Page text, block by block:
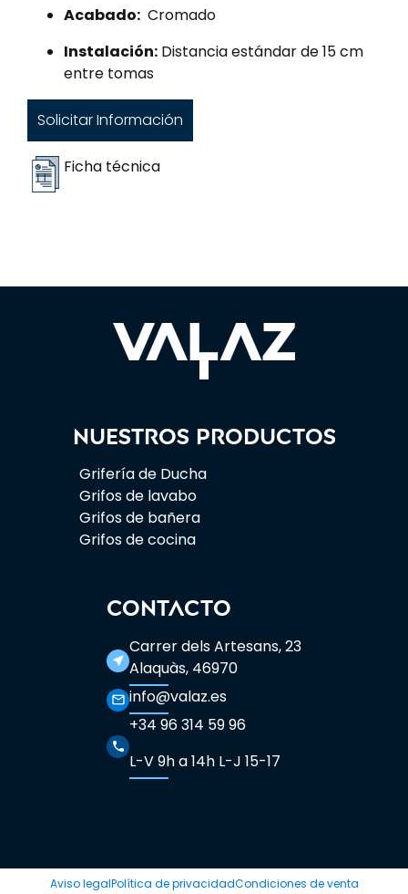
Acabado: Cromado
Instalación: Distancia estándar de 15 cm
entre tomas
Solicitar Información
Ficha técnica
Nuestros productos
Grifería de Ducha
Grifos de lavabo
Grifos de bañera
Grifos de cocina
CONTACTO
near_me
Carrer dels Artesans, 23
Alaquàs, 46970
mail_outline info@valaz.es
phone
+34 96 314 59 96
L-V 9h a 14h L-J 15-17
Aviso legalPolítica de privacidadCondiciones de venta